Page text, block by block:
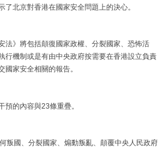
北京對香港在國家安全問題上的決心。
法》將包括顛復國家政權、分裂國家、恐怖活
行機制或是有由中央政府按需要在香港設立負責
家安全相關的報告。
預的內容與23條重疊。
叛國、分裂國家、煽動叛亂、顛覆中央人民政府